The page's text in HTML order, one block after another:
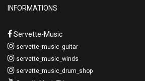
INFORMATIONS
Servette-Music
servette_music_guitar
servette_music_winds
servette_music_drum_shop